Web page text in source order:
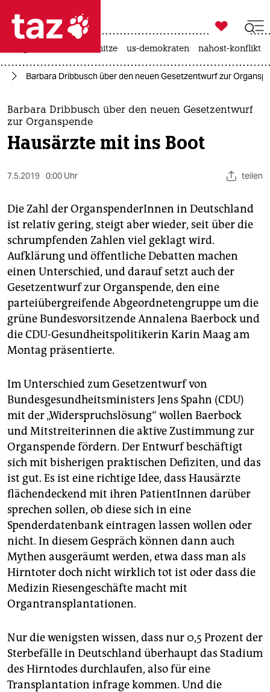
 taz zahl ich
taz zahl ich
themen
politik
kultur
sport
berlin
nord
wahrheit
verlag
verlag
veranstaltungen
shop
fragen & hilfe
unterstützen
abo
genossenschaft
epaper login

taz zahl ich
hitze us-demokraten nahost-konflikt
Barbara Dribbusch über den neuen Gesetzentwurf zur
Barbara Dribbusch über den neuen Gesetzentwurf
zur Organspende
Hausärzte mit ins Boot
7.5.2019 0:00 Uhr teilen
Die Zahl der OrganspenderInnen in Deutschland
ist relativ gering, steigt aber wieder, seit über die
schrumpfenden Zahlen viel geklagt wird.
Aufklärung und öffentliche Debatten machen
einen Unterschied, und darauf setzt auch der
Gesetzentwurf zur Organspende, den eine
parteiübergreifende Abgeordnetengruppe um die
grüne Bundesvorsitzende Annalena Baerbock und
die CDU-Gesundheitspolitikerin Karin Maag am
Montag präsentierte.
Im Unterschied zum Gesetzentwurf von
Bundesgesundheitsministers Jens Spahn (CDU)
mit der „Widerspruchslösung“ wollen Baerbock
und Mitstreiterinnen die aktive Zustimmung zur
Organspende fördern. Der Entwurf beschäftigt
sich mit bisherigen praktischen Defiziten, und das
ist gut. Es ist eine richtige Idee, dass Hausärzte
flächendeckend mit ihren PatientInnen darüber
sprechen sollen, ob diese sich in eine
Spenderdatenbank eintragen lassen wollen oder
nicht. In diesem Gespräch können dann auch
Mythen ausgeräumt werden, etwa dass man als
Hirntoter doch nicht wirklich tot ist oder dass die
Medizin Riesengeschäfte macht mit
Organtransplantationen.
Nur die wenigsten wissen, dass nur 0,5 Prozent der
Sterbefälle in Deutschland überhaupt das Stadium
des Hirntodes durchlaufen, also für eine
Transplantation infrage kommen. Und die